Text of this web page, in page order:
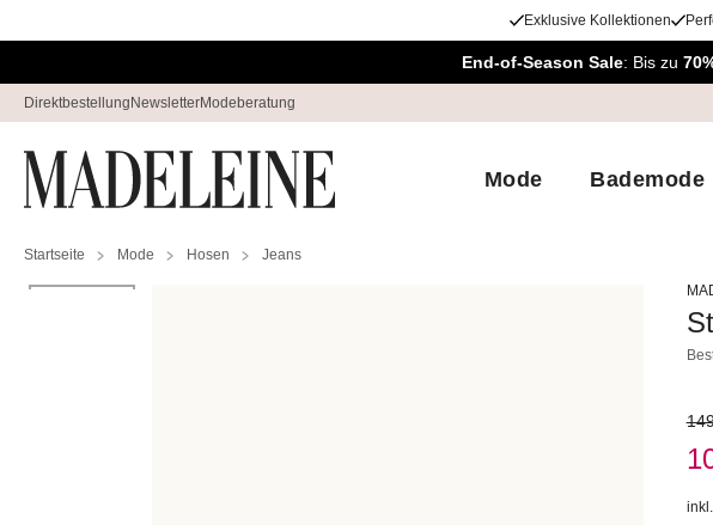
Exklusive Kollektionen
End-of-Season Sale: Bis zu
Direktbestellung NewsletterModeberatung
Mode Bademode
Startseite Mode Hosen Jeans